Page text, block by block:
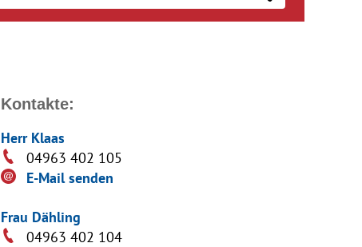
Kontakte:
Herr Klaas
04963 402 105
E-Mail senden
Frau Dähling
04963 402 104